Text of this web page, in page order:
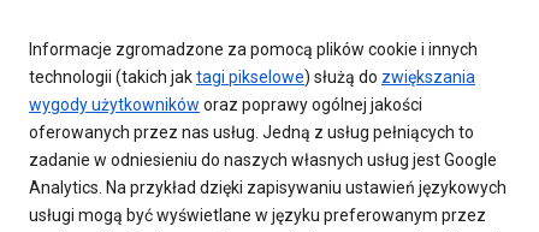
Informacje zgromadzone za pomocą plików cookie i innych
technologii (takich jaktagi pikselowe) służą do zwiększania
wygody użytkowników oraz poprawy ogólnej jakości
oferowanych przez nas usług. Jedną z usług pełniących to
zadanie w odniesieniu do naszych własnych usług jest Google
Analytics. Na przykład dzięki zapisywaniu ustawień językowych
usługi mogą być wyświetlane w języku preferowanym przez